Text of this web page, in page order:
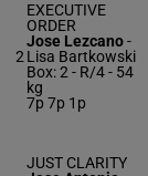
2
EXECUTIVE
ORDER
Jose Lezcano-
Lisa Bartkowski
Box: 2 - R/4 - 54
kg
7p 7p 1p
JUST CLARITY